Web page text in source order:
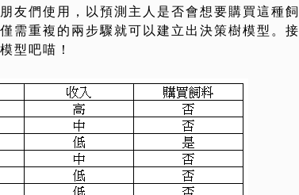
友們使用，以預測主人是否會想要購買這種飼
需重複的兩步驟就可以建立出決策樹模型。接
型吧喵！